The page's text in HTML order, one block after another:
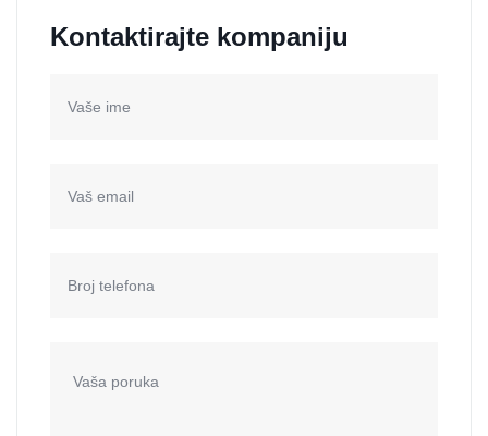
Kontaktirajte kompaniju